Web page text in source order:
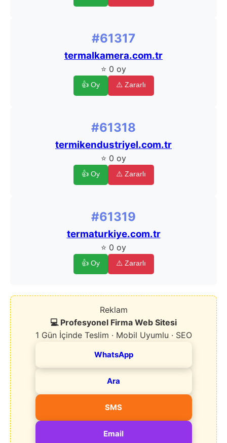
#61317
termalkamera.com.tr
⭐ 0 oy
👍 Oy ⚠️ Zararlı
#61318
termikendustriyel.com.tr
⭐ 0 oy
👍 Oy ⚠️ Zararlı
#61319
termaturkiye.com.tr
⭐ 0 oy
👍 Oy ⚠️ Zararlı
Reklam
💻 Profesyonel Firma Web Sitesi
1 Gün İçinde Teslim · Mobil Uyumlu · SEO
WhatsApp
Ara
SMS
Email